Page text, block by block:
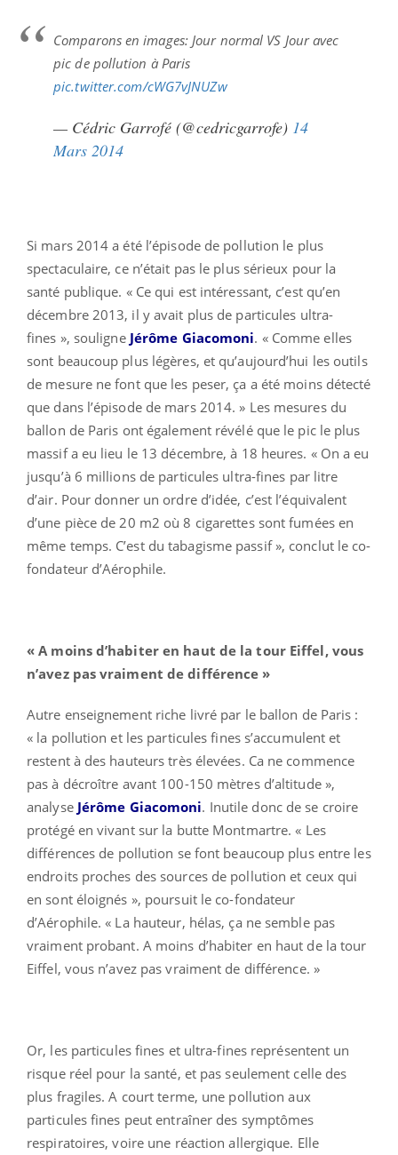
Comparons en images: Jour normal VS Jour avec
pic de pollution à Paris
pic.twitter.com/cWG7vJNUZw
— Cédric Garrofé (@cedricgarrofe) 14
Mars 2014
Si mars 2014 a été l’épisode de pollution le plus
spectaculaire, ce n’était pas le plus sérieux pour la
santé publique. « Ce qui est intéressant, c’est qu’en
décembre 2013, il y avait plus de particules ultra-
fines », souligne Jérôme Giacomoni. « Comme elles
sont beaucoup plus légères, et qu’aujourd’hui les outils
de mesure ne font que les peser, ça a été moins détecté
que dans l’épisode de mars 2014. » Les mesures du
ballon de Paris ont également révélé que le pic le plus
massif a eu lieu le 13 décembre, à 18 heures. « On a eu
jusqu’à 6 millions de particules ultra-fines par litre
d’air. Pour donner un ordre d’idée, c’est l’équivalent
d’une pièce de 20 m2 où 8 cigarettes sont fumées en
même temps. C’est du tabagisme passif », conclut le co-
fondateur d’Aérophile.
« A moins d’habiter en haut de la tour Eiffel, vous
n’avez pas vraiment de différence »
Autre enseignement riche livré par le ballon de Paris :
« la pollution et les particules fines s’accumulent et
restent à des hauteurs très élevées. Ca ne commence
pas à décroître avant 100-150 mètres d’altitude »,
analyse Jérôme Giacomoni. Inutile donc de se croire
protégé en vivant sur la butte Montmartre. « Les
différences de pollution se font beaucoup plus entre les
endroits proches des sources de pollution et ceux qui
en sont éloignés », poursuit le co-fondateur
d’Aérophile. « La hauteur, hélas, ça ne semble pas
vraiment probant. A moins d’habiter en haut de la tour
Eiffel, vous n’avez pas vraiment de différence. »
Or, les particules fines et ultra-fines représentent un
risque réel pour la santé, et pas seulement celle des
plus fragiles. A court terme, une pollution aux
particules fines peut entraîner des symptômes
respiratoires, voire une réaction allergique. Elle